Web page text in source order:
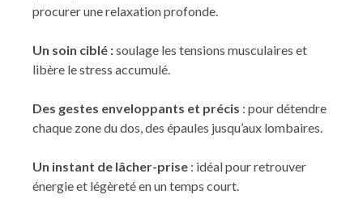
procurer une relaxation profonde.
Un soin ciblé :soulage les tensions musculaires et
libère le stress accumulé.
Des gestes enveloppants et précis : pour détendre
chaque zone du dos, des épaules jusqu’aux lombaires.
Un instant de lâcher-prise : idéal pour retrouver
énergie et légèreté en un temps court.